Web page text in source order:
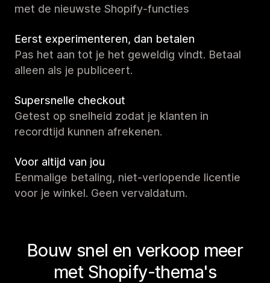
met de nieuwste Shopify-functies
Eerst experimenteren, dan betalen
Pas het aan tot je het geweldig vindt. Betaal
alleen als je publiceert.
Supersnelle checkout
Getest op snelheid zodat je klanten in
recordtijd kunnen afrekenen.
Voor altijd van jou
Eenmalige betaling, niet-verlopende licentie
voor je winkel. Geen vervaldatum.
Bouw snel en verkoop meer
met Shopify-thema's